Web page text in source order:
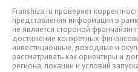
Franshiza.ru проверяет
представления информации в
не является стороной
достижение конкретных
инвестиционные, доходные и
рассматривать как ориентиры и
региона, локации и условий